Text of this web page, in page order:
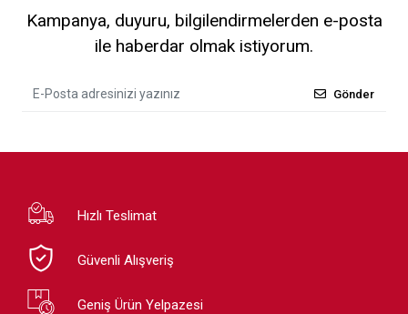
Kampanya, duyuru, bilgilendirmelerden e-posta
ile haberdar olmak istiyorum.
Gönder
Hızlı Teslimat
Güvenli Alışveriş
Geniş Ürün Yelpazesi